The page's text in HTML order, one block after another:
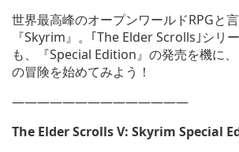
世界最高峰のオープンワールドRPGと
『Skyrim』。｢The Elder Scrolls｣シリ
も、『Special Edition』の発売を機に
の冒険を始めてみよう！
——————————————
The Elder Scrolls V: Skyrim Special